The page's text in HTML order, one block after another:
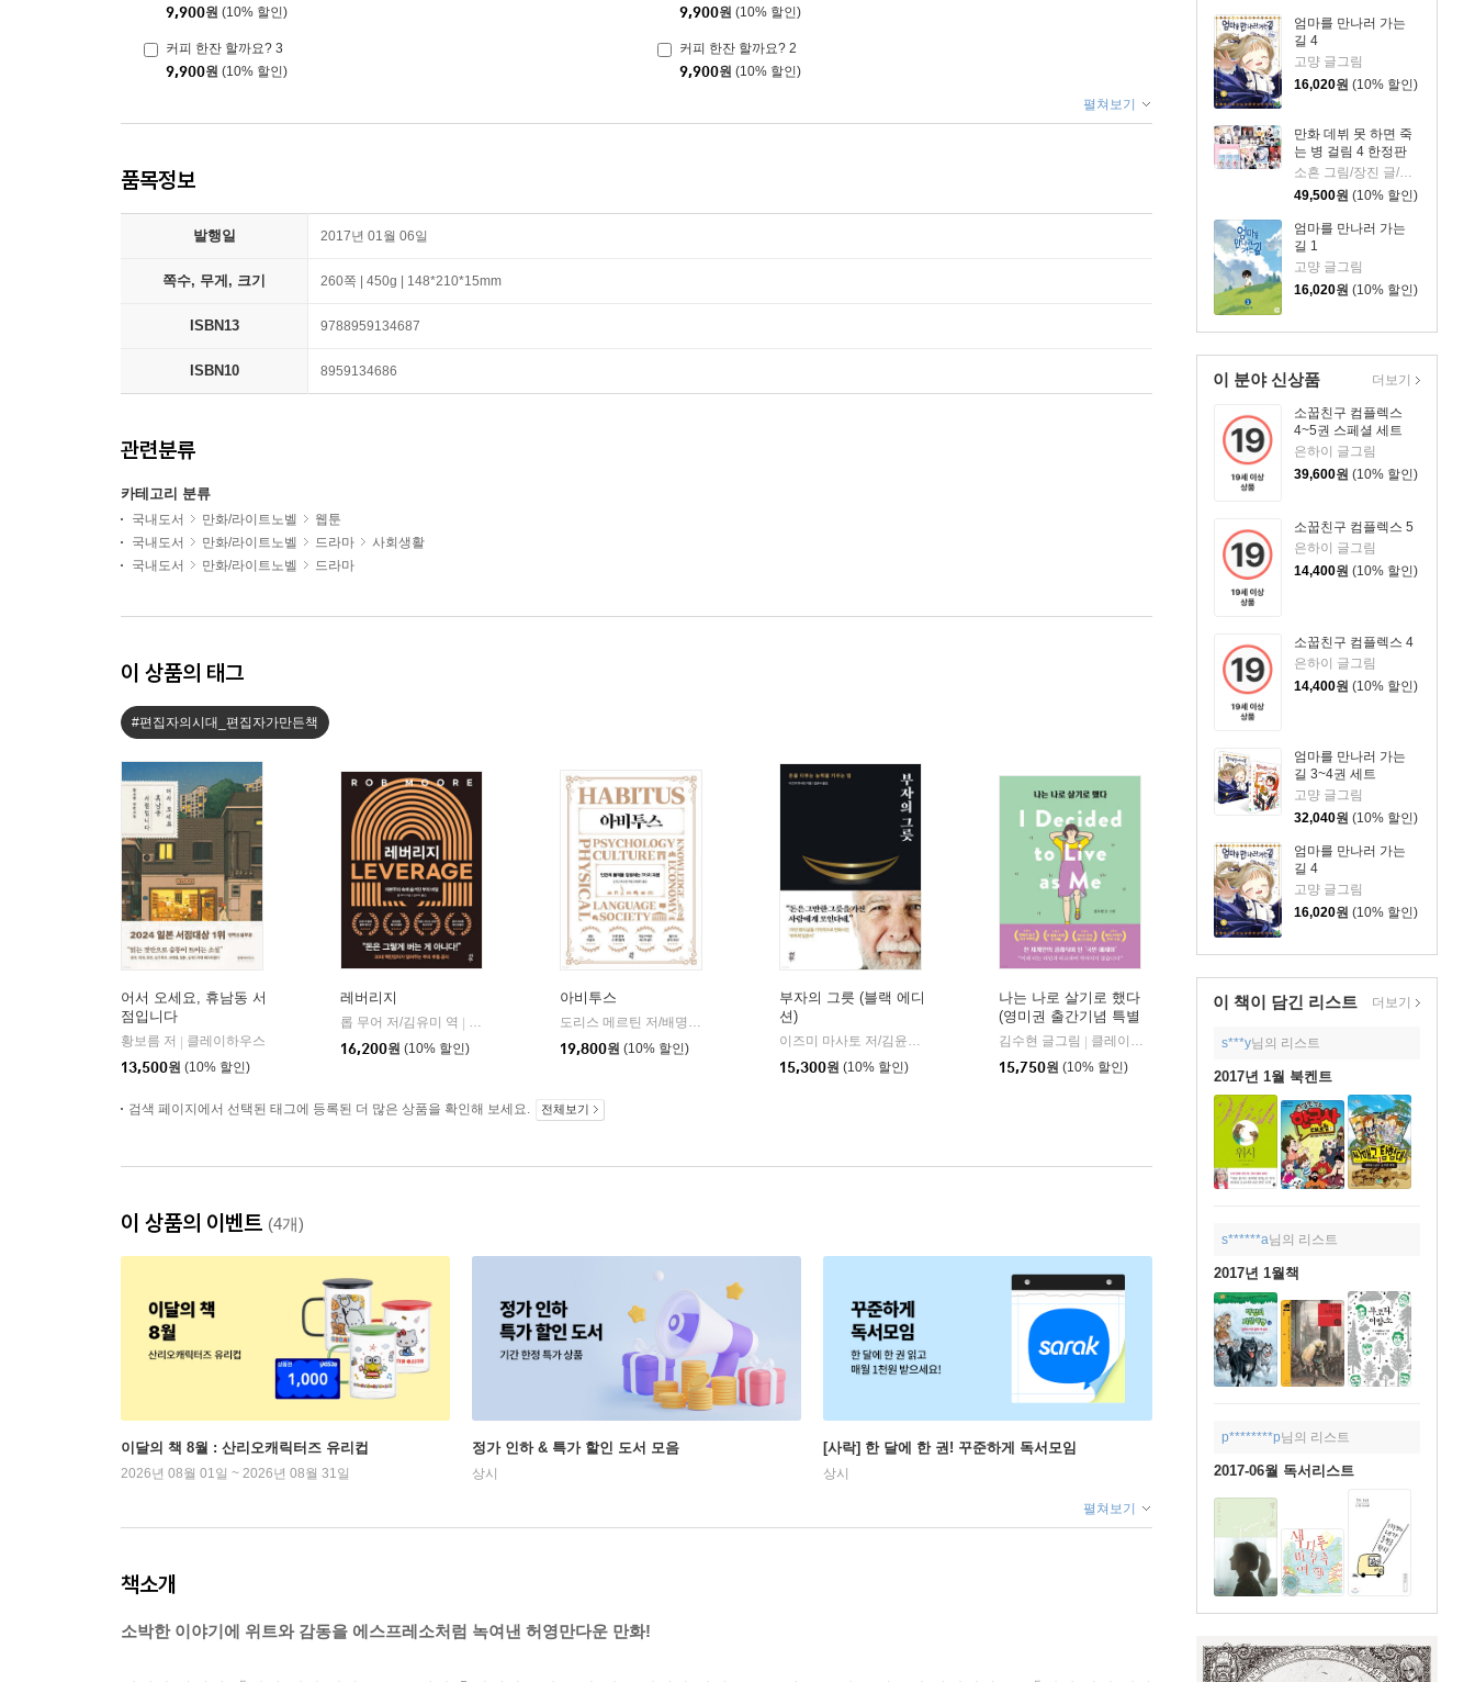
엄마를 만나러 가는
길 4
고먕 글그림
16,020원 (10% 할인)
만화 데뷔 못 하면 죽
는 병 걸림 4 한정판
소흔 그림/장진 글/백덕수 원저
49,500원 (10% 할인)
엄마를 만나러 가는
길 1
고먕 글그림
16,020원 (10% 할인)
이 분야 신상품
소꿉친구 컴플렉스
4~5권 스페셜 세트
은하이 글그림
39,600원 (10% 할인)
소꿉친구 컴플렉스 5
은하이 글그림
14,400원 (10% 할인)
소꿉친구 컴플렉스 4
은하이 글그림
14,400원 (10% 할인)
엄마를 만나러 가는
길 3~4권 세트
고먕 글그림
32,040원 (10% 할인)
엄마를 만나러 가는
길 4
고먕 글그림
16,020원 (10% 할인)
더보기
이 책이 담긴 리스트 더보기
s***y님의 리스트
2017년 1월 북켄트
s******a님의 리스트
2017년 1월책
p********p님의 리스트
2017-06월 독서리스트
9,900원 (10% 할인)
9,900원 (10% 할인)
커피 한잔 할까요? 3
9,900원 (10% 할인)
커피 한잔 할까요? 2
9,900원 (10% 할인)
펼쳐보기
품목정보
발행일 2017년 01월 06일
쪽수, 무게, 크기 260쪽 | 450g | 148*210*15mm
ISBN13 9788959134687
ISBN10 8959134686
관련분류
카테고리 분류
국내도서 만화/라이트노벨
웹툰
국내도서
만화/라이트노벨 드라마
사회생활
국내도서
만화/라이트노벨 드라마
이 상품의 태그
#편집자의시대_편집자가만든책
어서 오세요, 휴남동 서
점입니다
황보름 저
클레이하우스
13,500원 (10% 할인)
레버리지
롭 무어 저/김유미 역
다산북스
16,200원 (10% 할인)
아비투스
도리스 메르틴 저/배명자 역
19,800원 (10% 할인)
부자의 그릇 (블랙 에디
션)
이즈미 마사토 저/김윤수 역
15,300원 (10% 할인)
나는 나로 살기로 했다
(영미권 출간기념 특별
판)
김수현 글그림
클레이하우스
15,750원 (10% 할인)
검색 페이지에서 선택된 태그에 등록된 더 많은 상품을 확인해 보세요. 전체보기
이 상품의 이벤트 (4개)
이달의 책 8월 : 산리오캐릭터즈 유리컵
2026년 08월 01일 ~ 2026년 08월 31일
정가 인하 & 특가 할인 도서 모음
상시
[사락] 한 달에 한 권! 꾸준하게 독서모임
상시
펼쳐보기
책소개
소박한 이야기에 위트와 감동을 에스프레소처럼 녹여낸 허영만다운 만화!